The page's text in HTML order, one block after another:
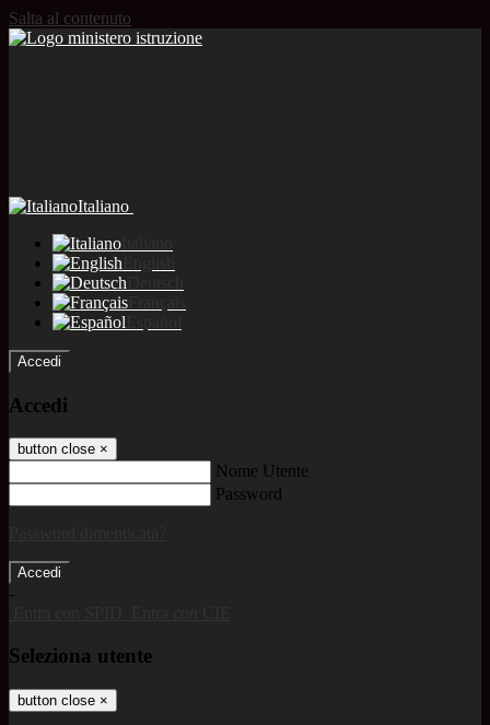
Salta al contenuto
Italiano
Accedi
Accedi
button close ×
Nome Utente
Password
-
Seleziona utente
button close ×